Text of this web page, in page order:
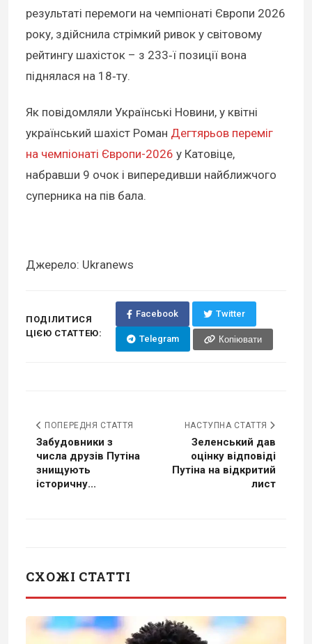
результаті перемоги на чемпіонаті Європи 2026
року, здійснила стрімкий ривок у світовому
рейтингу шахісток – з 233‑ї позиції вона
піднялася на 18‑ту.
Як повідомляли Українські Новини, у квітні
український шахіст Роман Дегтярьов переміг
на чемпіонаті Європи-2026 у Катовіце,
набравши 9 очок і випередивши найближчого
суперника на пів бала.
Джерело: Ukranews
ПОДІЛИТИСЯ
ЦІЄЮ СТАТТЕЮ:
Facebook Twitter
Telegram Копіювати
ПОПЕРЕДНЯ СТАТТЯ
Забудовники з
числа друзів Путіна
знищують
історичну...
НАСТУПНА СТАТТЯ
Зеленський дав
оцінку відповіді
Путіна на відкритий
лист
СХОЖІ СТАТТІ